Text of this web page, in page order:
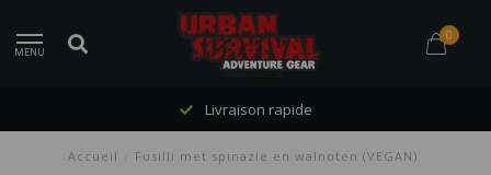
MENU
0
Livraison rapide
Accueil Fusilli met spinazie en walnoten (VEGAN)